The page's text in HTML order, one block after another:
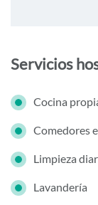
Servicios
Cocina
Comedores
Limpieza
Lavandería